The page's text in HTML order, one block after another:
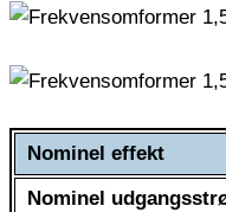
Nominel effekt
Nominel